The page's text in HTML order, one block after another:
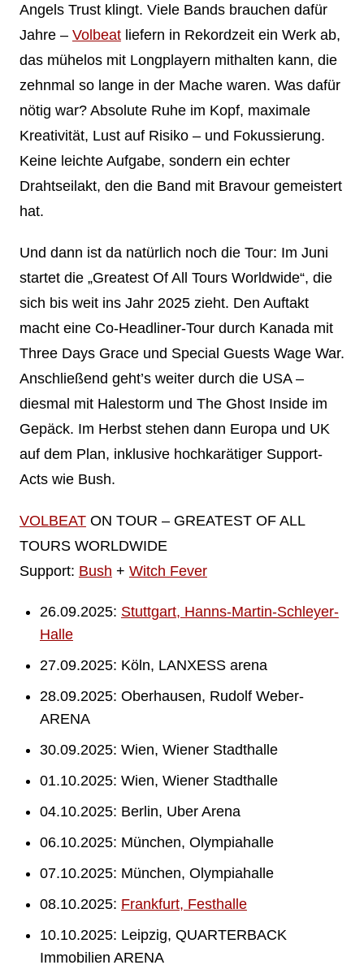
Angels Trust klingt. Viele Bands brauchen dafür
Jahre – Volbeatliefern in Rekordzeit ein Werk ab,
das mühelos mit Longplayern mithalten kann, die
zehnmal so lange in der Mache waren. Was dafür
nötig war? Absolute Ruhe im Kopf, maximale
Kreativität, Lust auf Risiko – und Fokussierung.
Keine leichte Aufgabe, sondern ein echter
Drahtseilakt, den die Band mit Bravour gemeistert
hat.
Und dann ist da natürlich noch die Tour: Im Juni
startet die „Greatest Of All Tours Worldwide“, die
sich bis weit ins Jahr 2025 zieht. Den Auftakt
macht eine Co-Headliner-Tour durch Kanada mit
Three Days Grace und Special Guests Wage War.
Anschließend geht’s weiter durch die USA –
diesmal mit Halestorm und The Ghost Inside im
Gepäck. Im Herbst stehen dann Europa und UK
auf dem Plan, inklusive hochkarätiger Support-
Acts wie Bush.
VOLBEATON TOUR – GREATEST OF ALL
TOURS WORLDWIDE
Support: Bush + Witch Fever
26.09.2025: Stuttgart, Hanns-Martin-Schleyer-
Halle
27.09.2025: Köln, LANXESS arena
28.09.2025: Oberhausen, Rudolf Weber-
ARENA
30.09.2025: Wien, Wiener Stadthalle
01.10.2025: Wien, Wiener Stadthalle
04.10.2025: Berlin, Uber Arena
06.10.2025: München, Olympiahalle
07.10.2025: München, Olympiahalle
08.10.2025: Frankfurt, Festhalle
10.10.2025: Leipzig, QUARTERBACK
Immobilien ARENA